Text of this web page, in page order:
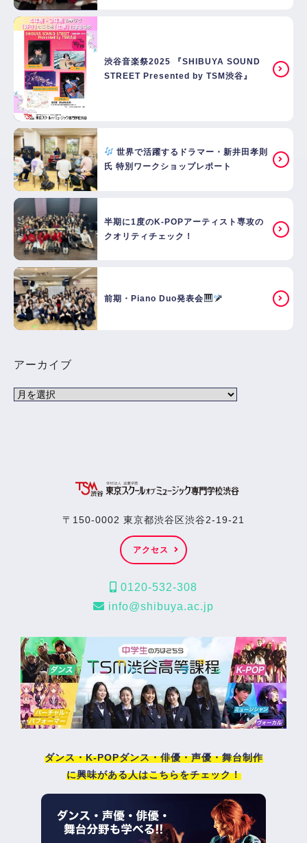
渋谷音楽祭2025 『SHIBUYA SOUND
STREET Presented by TSM渋谷』
世界で活躍するドラマー・新井田孝則
氏 特別ワークショップレポート
半期に1度のK-POPアーティスト専攻の
クオリティチェック！
前期・Piano Duo発表会
アーカイブ
〒150-0002 東京都渋谷区渋谷2-19-21
アクセス
0120-532-308
info@shibuya.ac.jp
ダンス・K-POPダンス・俳優・声優・舞台制作
に興味がある人はこちらをチェック！